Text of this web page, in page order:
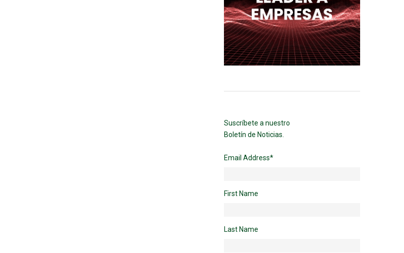
Suscríbete a nuestro
Boletín de Noticias.
Email Address*
First Name
Last Name